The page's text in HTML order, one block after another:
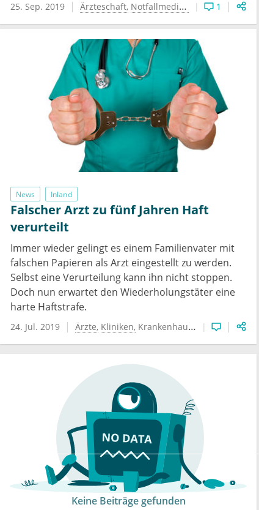
25. Sep. 2019 Ärzteschaft Notfallmedizin 1
News Inland
Falscher Arzt zu fünf Jahren Haft
verurteilt
Immer wieder gelingt es einem Familienvater mit
falschen Papieren als Arzt eingestellt zu werden.
Selbst eine Verurteilung kann ihn nicht stoppen.
Doch nun erwartet den Wiederholungstäter eine
harte Haftstrafe.
24. Jul. 2019 Ärzte Kliniken Krankenhauswesen
Keine Beiträge gefunden